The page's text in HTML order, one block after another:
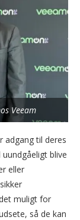
Veeam
adgang til deres
blive
eller
muligt for
så de kan